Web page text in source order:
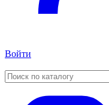
Войти